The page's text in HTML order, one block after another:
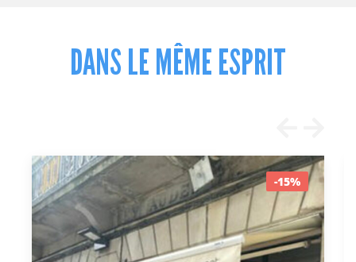
DANS LE MÊME ESPRIT
-15%